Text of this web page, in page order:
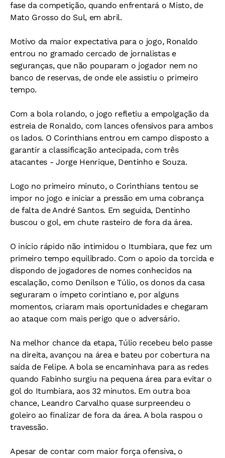
fase da competição, quando enfrentará o Misto, de
Mato Grosso do Sul, em abril.
Motivo da maior expectativa para o jogo, Ronaldo
entrou no gramado cercado de jornalistas e
seguranças, que não pouparam o jogador nem no
banco de reservas, de onde ele assistiu o primeiro
tempo.
Com a bola rolando, o jogo refletiu a empolgação da
estreia de Ronaldo, com lances ofensivos para ambos
os lados. O Corinthians entrou em campo disposto a
garantir a classificação antecipada, com três
atacantes - Jorge Henrique, Dentinho e Souza.
Logo no primeiro minuto, o Corinthians tentou se
impor no jogo e iniciar a pressão em uma cobrança
de falta de André Santos. Em seguida, Dentinho
buscou o gol, em chute rasteiro de fora da área.
O início rápido não intimidou o Itumbiara, que fez um
primeiro tempo equilibrado. Com o apoio da torcida e
dispondo de jogadores de nomes conhecidos na
escalação, como Denílson e Túlio, os donos da casa
seguraram o ímpeto corintiano e, por alguns
momentos, criaram mais oportunidades e chegaram
ao ataque com mais perigo que o adversário.
Na melhor chance da etapa, Túlio recebeu belo passe
na direita, avançou na área e bateu por cobertura na
saída de Felipe. A bola se encaminhava para as redes
quando Fabinho surgiu na pequena área para evitar o
gol do Itumbiara, aos 32 minutos. Em outra boa
chance, Leandro Carvalho quase surpreendeu o
goleiro ao finalizar de fora da área. A bola raspou o
travessão.
Apesar de contar com maior força ofensiva, o